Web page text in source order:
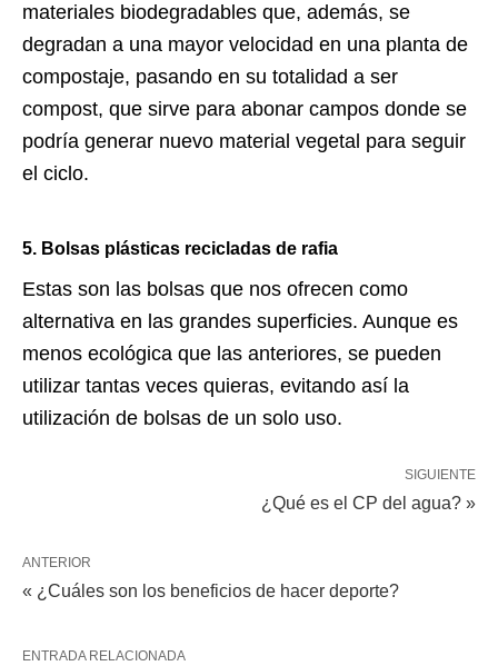
materiales biodegradables que, además, se
degradan a una mayor velocidad en una planta de
compostaje, pasando en su totalidad a ser
compost, que sirve para abonar campos donde se
podría generar nuevo material vegetal para seguir
el ciclo.
5. Bolsas plásticas recicladas de rafia
Estas son las bolsas que nos ofrecen como
alternativa en las grandes superficies. Aunque es
menos ecológica que las anteriores, se pueden
utilizar tantas veces quieras, evitando así la
utilización de bolsas de un solo uso.
SIGUIENTE
¿Qué es el CP del agua? »
ANTERIOR
« ¿Cuáles son los beneficios de hacer deporte?
ENTRADA RELACIONADA